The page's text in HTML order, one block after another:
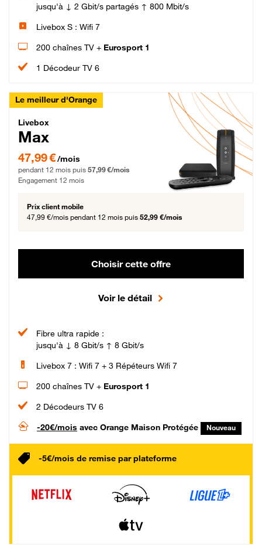
jusqu'à ↓ 2 Gbit/s partagés ↑ 800 Mbit/s
Livebox S : Wifi 7
200 chaînes TV + Eurosport 1
1 Décodeur TV 6
Le meilleur d'Orange
Livebox Max Fibre
Livebox
Max
47,99 € par mois pendant 12 mois puis 57,99 € par mois, Engagement 12 mois
47,99 €/mois
pendant 12 mois puis 57,99 €/mois
Engagement 12 mois
Prix client mobile
47,99 €/mois pendant 12 mois puis 52,99 €/mois
Choisir cette offre
Voir le détail
Fibre ultra rapide :
jusqu'à ↓ 8 Gbit/s ↑ 8 Gbit/s
Livebox 7 : Wifi 7 + 3 Répéteurs Wifi 7
200 chaînes TV + Eurosport 1
2 Décodeurs TV 6
-20€/mois avec Orange Maison Protégée Nouveau
-5€/mois de remise par plateforme